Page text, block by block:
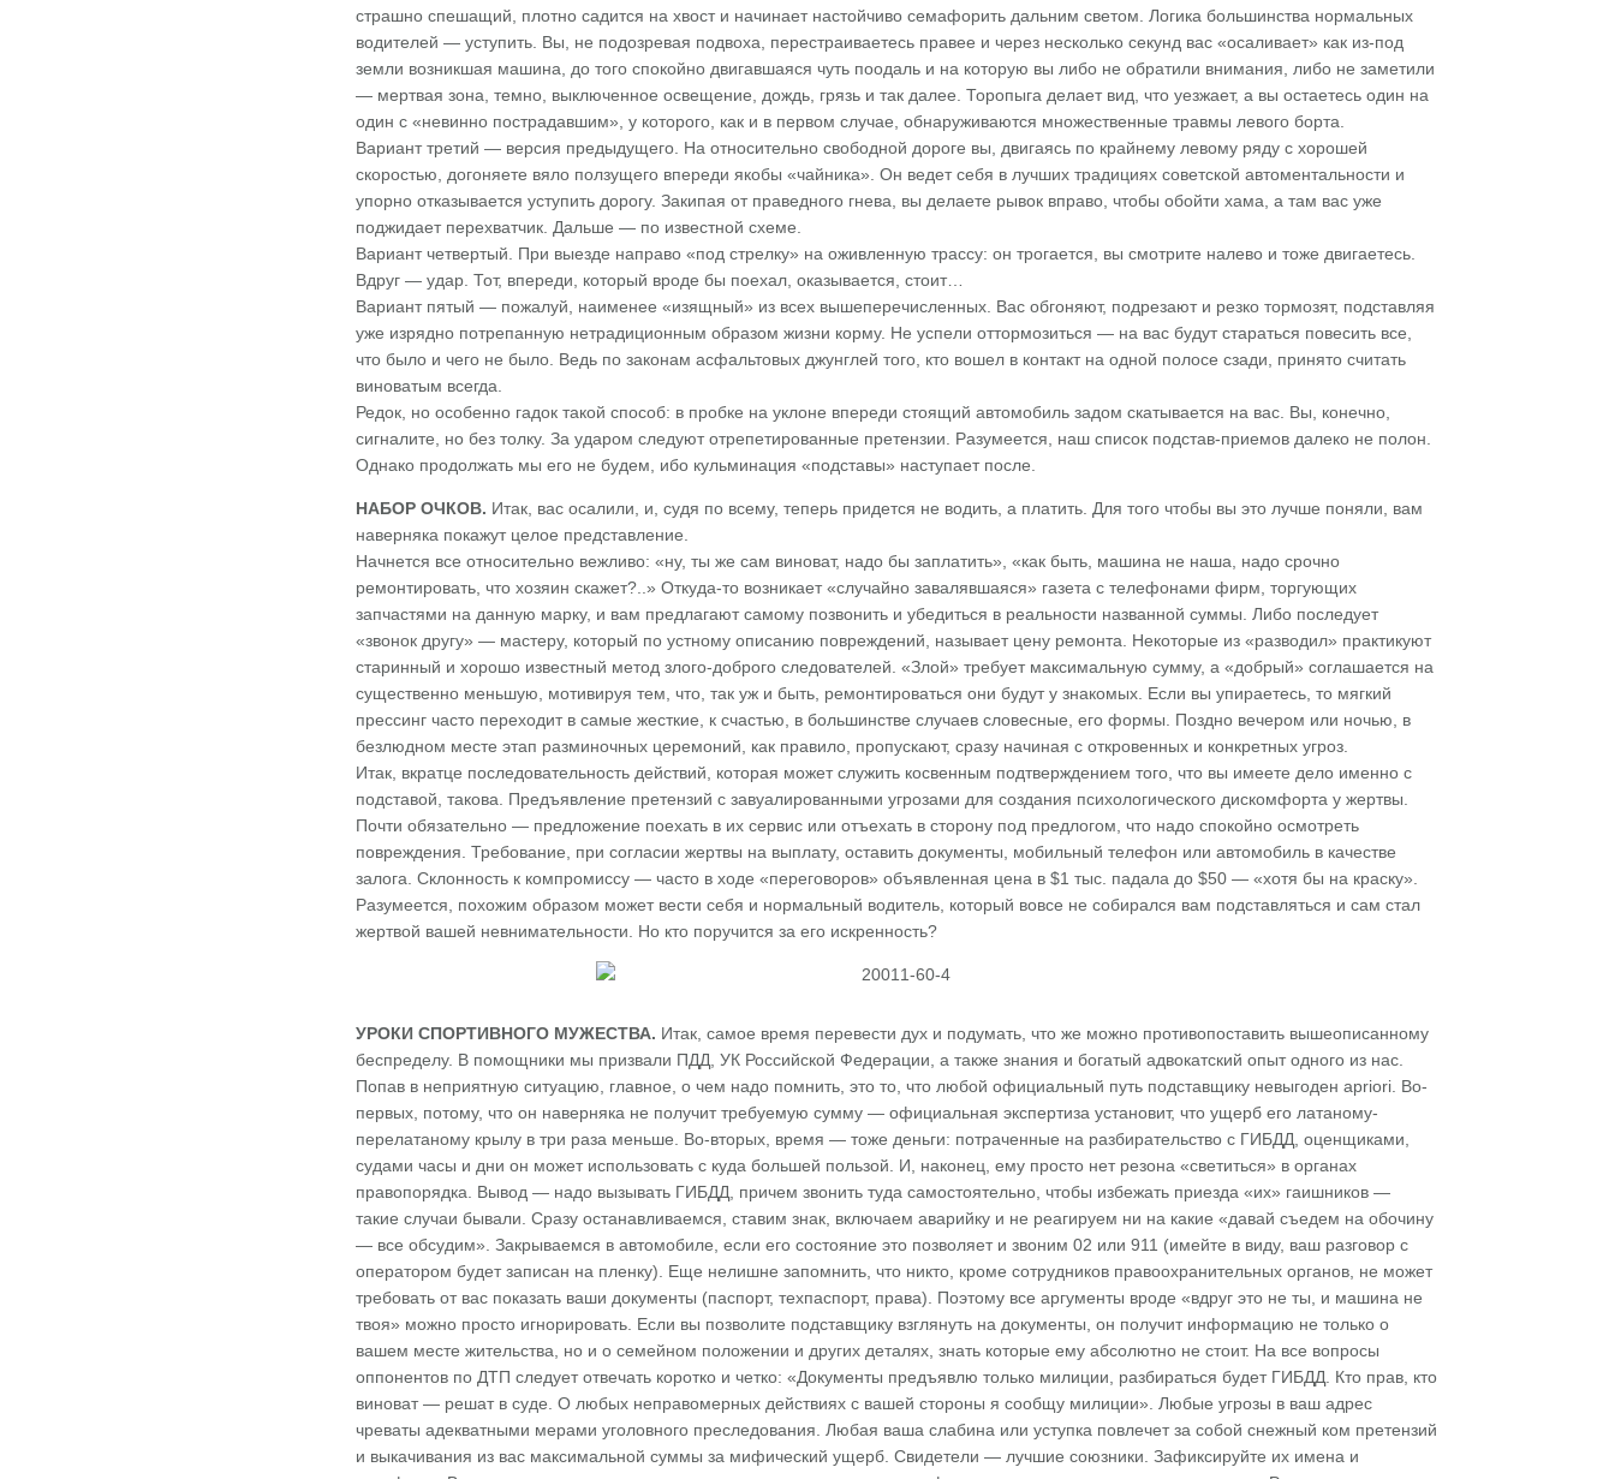
страшно спешащий, плотно садится на хвост и начинает настойчиво семафорить дальним светом. Логика большинства нормальных
водителей — уступить. Вы, не подозревая подвоха, перестраиваетесь правее и через несколько секунд вас «осаливает» как из-под
земли возникшая машина, до того спокойно двигавшаяся чуть поодаль и на которую вы либо не обратили внимания, либо не заметили
— мертвая зона, темно, выключенное освещение, дождь, грязь и так далее. Торопыга делает вид, что уезжает, а вы остаетесь один на
один с «невинно пострадавшим», у которого, как и в первом случае, обнаруживаются множественные травмы левого борта.
Вариант третий — версия предыдущего. На относительно свободной дороге вы, двигаясь по крайнему левому ряду с хорошей
скоростью, догоняете вяло ползущего впереди якобы «чайника». Он ведет себя в лучших традициях советской автоментальности и
упорно отказывается уступить дорогу. Закипая от праведного гнева, вы делаете рывок вправо, чтобы обойти хама, а там вас уже
поджидает перехватчик. Дальше — по известной схеме.
Вариант четвертый. При выезде направо «под стрелку» на оживленную трассу: он трогается, вы смотрите налево и тоже двигаетесь.
Вдруг — удар. Тот, впереди, который вроде бы поехал, оказывается, стоит…
Вариант пятый — пожалуй, наименее «изящный» из всех вышеперечисленных. Вас обгоняют, подрезают и резко тормозят, подставляя
уже изрядно потрепанную нетрадиционным образом жизни корму. Не успели оттормозиться — на вас будут стараться повесить все,
что было и чего не было. Ведь по законам асфальтовых джунглей того, кто вошел в контакт на одной полосе сзади, принято считать
виноватым всегда.
Редок, но особенно гадок такой способ: в пробке на уклоне впереди стоящий автомобиль задом скатывается на вас. Вы, конечно,
сигналите, но без толку. За ударом следуют отрепетированные претензии. Разумеется, наш список подстав-приемов далеко не полон.
Однако продолжать мы его не будем, ибо кульминация «подставы» наступает после.
НАБОР ОЧКОВ. Итак, вас осалили, и, судя по всему, теперь придется не водить, а платить. Для того чтобы вы это лучше поняли, вам
наверняка покажут целое представление.
Начнется все относительно вежливо: «ну, ты же сам виноват, надо бы заплатить», «как быть, машина не наша, надо срочно
ремонтировать, что хозяин скажет?..» Откуда-то возникает «случайно завалявшаяся» газета с телефонами фирм, торгующих
запчастями на данную марку, и вам предлагают самому позвонить и убедиться в реальности названной суммы. Либо последует
«звонок другу» — мастеру, который по устному описанию повреждений, называет цену ремонта. Некоторые из «разводил» практикуют
старинный и хорошо известный метод злого-доброго следователей. «Злой» требует максимальную сумму, а «добрый» соглашается на
существенно меньшую, мотивируя тем, что, так уж и быть, ремонтироваться они будут у знакомых. Если вы упираетесь, то мягкий
прессинг часто переходит в самые жесткие, к счастью, в большинстве случаев словесные, его формы. Поздно вечером или ночью, в
безлюдном месте этап разминочных церемоний, как правило, пропускают, сразу начиная с откровенных и конкретных угроз.
Итак, вкратце последовательность действий, которая может служить косвенным подтверждением того, что вы имеете дело именно с
подставой, такова. Предъявление претензий с завуалированными угрозами для создания психологического дискомфорта у жертвы.
Почти обязательно — предложение поехать в их сервис или отъехать в сторону под предлогом, что надо спокойно осмотреть
повреждения. Требование, при согласии жертвы на выплату, оставить документы, мобильный телефон или автомобиль в качестве
залога. Склонность к компромиссу — часто в ходе «переговоров» объявленная цена в $1 тыс. падала до $50 — «хотя бы на краску».
Разумеется, похожим образом может вести себя и нормальный водитель, который вовсе не собирался вам подставляться и сам стал
жертвой вашей невнимательности. Но кто поручится за его искренность?
УРОКИ СПОРТИВНОГО МУЖЕСТВА. Итак, самое время перевести дух и подумать, что же можно противопоставить вышеописанному
беспределу. В помощники мы призвали ПДД, УК Российской Федерации, а также знания и богатый адвокатский опыт одного из нас.
Попав в неприятную ситуацию, главное, о чем надо помнить, это то, что любой официальный путь подставщику невыгоден apriori. Во-
первых, потому, что он наверняка не получит требуемую сумму — официальная экспертиза установит, что ущерб его латаному-
перелатаному крылу в три раза меньше. Во-вторых, время — тоже деньги: потраченные на разбирательство с ГИБДД, оценщиками,
судами часы и дни он может использовать с куда большей пользой. И, наконец, ему просто нет резона «светиться» в органах
правопорядка. Вывод — надо вызывать ГИБДД, причем звонить туда самостоятельно, чтобы избежать приезда «их» гаишников —
такие случаи бывали. Сразу останавливаемся, ставим знак, включаем аварийку и не реагируем ни на какие «давай съедем на обочину
— все обсудим». Закрываемся в автомобиле, если его состояние это позволяет и звоним 02 или 911 (имейте в виду, ваш разговор с
оператором будет записан на пленку). Еще нелишне запомнить, что никто, кроме сотрудников правоохранительных органов, не может
требовать от вас показать ваши документы (паспорт, техпаспорт, права). Поэтому все аргументы вроде «вдруг это не ты, и машина не
твоя» можно просто игнорировать. Если вы позволите подставщику взглянуть на документы, он получит информацию не только о
вашем месте жительства, но и о семейном положении и других деталях, знать которые ему абсолютно не стоит. На все вопросы
оппонентов по ДТП следует отвечать коротко и четко: «Документы предъявлю только милиции, разбираться будет ГИБДД. Кто прав, кто
виноват — решат в суде. О любых неправомерных действиях с вашей стороны я сообщу милиции». Любые угрозы в ваш адрес
чреваты адекватными мерами уголовного преследования. Любая ваша слабина или уступка повлечет за собой снежный ком претензий
и выкачивания из вас максимальной суммы за мифический ущерб. Свидетели — лучшие союзники. Зафиксируйте их имена и